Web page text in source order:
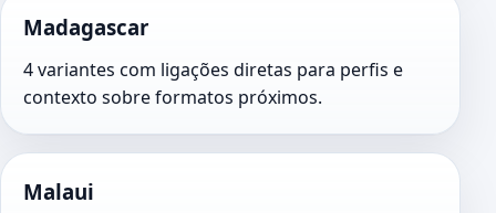
Madagascar
4 variantes com ligações diretas para perfis e
contexto sobre formatos próximos.
Malaui